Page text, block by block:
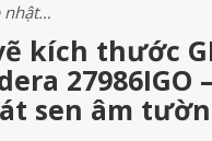
nhật…
kích thước
27986IGO
sen âm